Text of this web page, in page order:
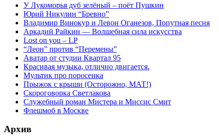
У Лукоморья дуб зелёный – поёт Пушкин
Юрий Никулин “Бревно”
Владимир Винокур и Левон Оганезов, Попутная песня
Аркадий Райкин — Волшебная сила искусства
Lost on you – LP
“Леон” против “Перемены”
Аватар от студии Квартал 95
Красивая музыка, отлично двигается.
Мультик про поросенка
Прыжок с крыши (Осторожно, МАТ!)
Скороговорка Светлакова
Служебный роман Мистера и Миссис Смит
Флешмоб в Москве
Архив